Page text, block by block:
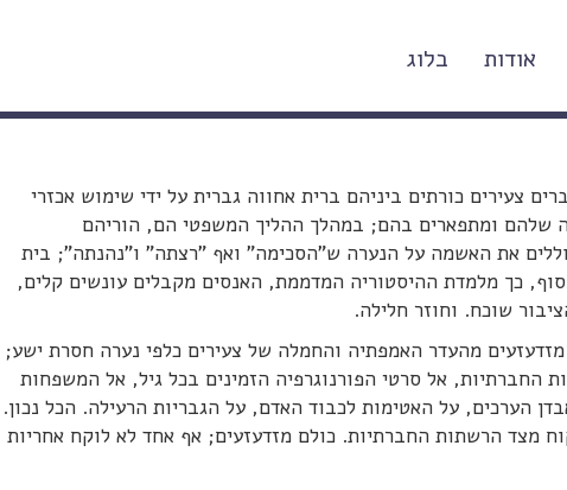
אודות בלוג
ב-2020
צעירים כורתים ביניהם ברית אחווה גברית על ידי שימוש אכזרי
שלהם ומתפארים בהם; במהלך ההליך המשפטי הם, הוריהם
את האשמה על הנערה ש"הסכימה" ואף "רצתה" ו"נהנתה"; בית
כך מלמדת ההיסטוריה המדממת, האנסים מקבלים עונשים קלים,
שוכח. וחוזר חלילה.
מהעדר האמפתיה והחמלה של צעירים כלפי נערה חסרת ישע;
אל סרטי הפורנוגרפיה הזמינים בכל גיל, אל המשפחות
הערכים, על האטימות לכבוד האדם, על הגבריות הרעילה. הכל נכון.
מצד הרשתות החברתיות. כולם מזדעזעים; אף אחד לא לוקח אחריות